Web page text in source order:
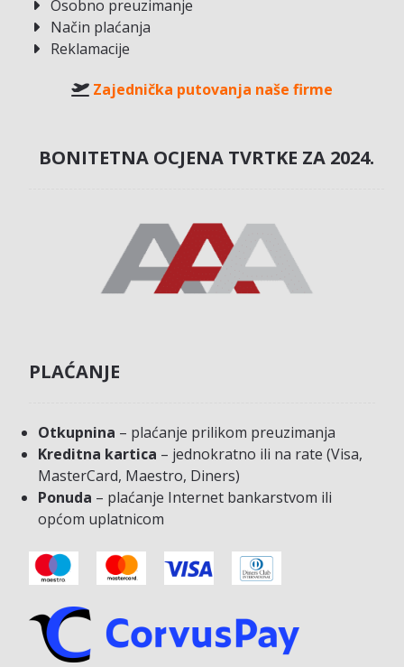
Osobno preuzimanje
Način plaćanja
Reklamacije
Zajednička putovanja naše firme
BONITETNA OCJENA TVRTKE ZA 2024.
PLAĆANJE
Otkupnina – plaćanje prilikom preuzimanja
Kreditna kartica – jednokratno ili na rate (Visa,
MasterCard, Maestro, Diners)
Ponuda – plaćanje Internet bankarstvom ili
općom uplatnicom